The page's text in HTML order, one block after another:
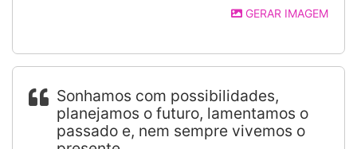
GERAR IMAGEM
Sonhamos com possibilidades,
planejamos o futuro, lamentamos o
passado e, nem sempre vivemos o